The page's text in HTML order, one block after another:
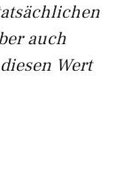
auch
Wert